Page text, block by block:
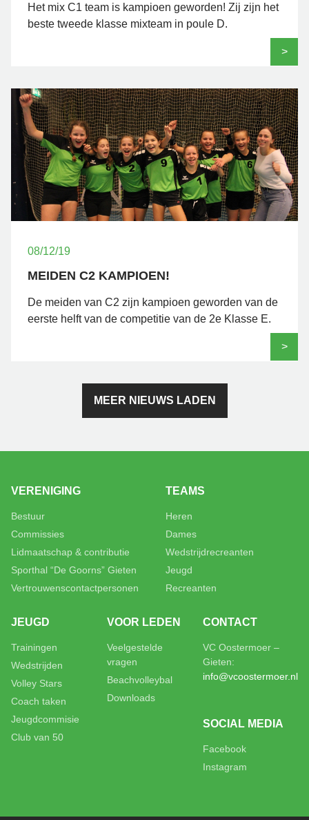
Het mix C1 team is kampioen geworden! Zij zijn het
beste tweede klasse mixteam in poule D.
>
08/12/19
MEIDEN C2 KAMPIOEN!
De meiden van C2 zijn kampioen geworden van de
eerste helft van de competitie van de 2e Klasse E.
>
MEER NIEUWS LADEN
VERENIGING
Bestuur
Commissies
Lidmaatschap & contributie
Sporthal “De Goorns” Gieten
Vertrouwenscontactpersonen
TEAMS
Heren
Dames
Wedstrijdrecreanten
Jeugd
Recreanten
JEUGD
Trainingen
Wedstrijden
Volley Stars
Coach taken
Jeugdcommisie
Club van 50
VOOR LEDEN
Veelgestelde
vragen
Beachvolleybal
Downloads
CONTACT
VC Oostermoer –
Gieten:
info@vcoostermoer.nl
SOCIAL MEDIA
Facebook
Instagram